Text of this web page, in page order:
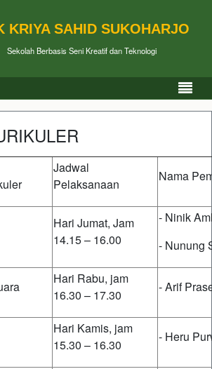
KRIYA SAHID SUKOHARJO
Sekolah Berbasis Seni Kreatif dan Teknologi
Jadwal
Pelaksanaan
Nama
Hari Jumat, Jam
14.15 – 16.00
- Ninik
- Nunung
Hari Rabu, jam
16.30 – 17.30
- Arif
Hari Kamis, jam
15.30 – 16.30
- Heru